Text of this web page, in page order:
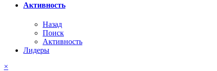
Активность
Назад
Поиск
Активность
Лидеры
×